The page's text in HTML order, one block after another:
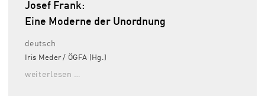
Josef Frank:
Eine Moderne der Unordnung
deutsch
Iris Meder / ÖGFA (Hg.)
weiterlesen …